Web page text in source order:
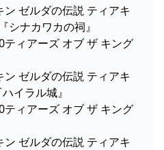
ゼルダの伝説 ティアキ
シナカワカの祠』
ゼルダの伝説 ティアキ
イラル城』
ゼルダの伝説 ティアキ